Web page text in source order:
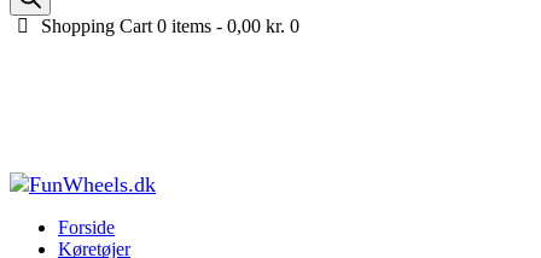
Shopping Cart 0 items -0,00kr. 0
Forside
Køretøjer